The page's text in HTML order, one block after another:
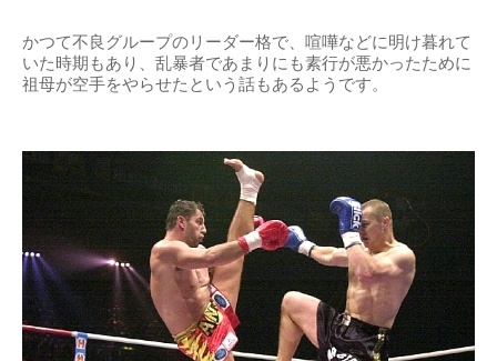
かつて不良グループのリーダー格で、喧嘩などに明け暮れて
いた時期もあり、乱暴者であまりにも素行が悪かったために
祖母が空手をやらせたという話もあるようです。